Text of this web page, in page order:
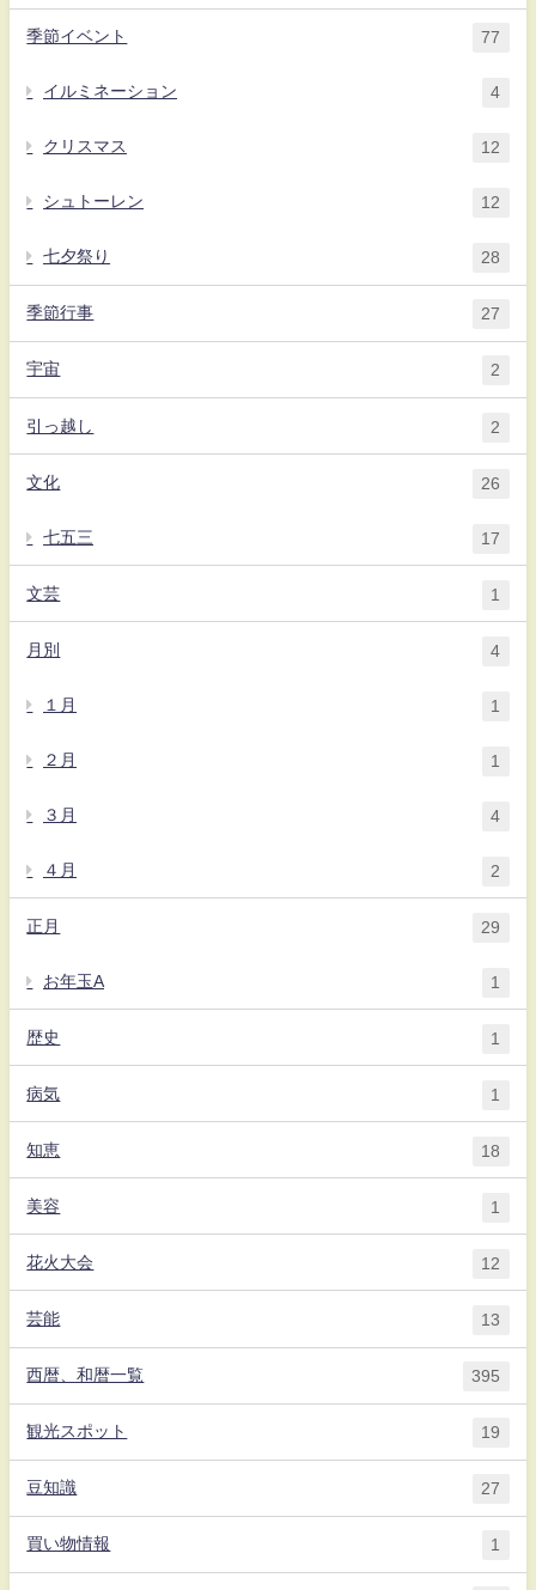
季節イベント 77
イルミネーション 4
クリスマス 12
シュトーレン 12
七夕祭り 28
季節行事 27
宇宙 2
引っ越し 2
文化 26
七五三 17
文芸 1
月別 4
１月 1
２月 1
３月 4
４月 2
正月 29
お年玉A 1
歴史 1
病気 1
知恵 18
美容 1
花火大会 12
芸能 13
西暦、和暦一覧 395
観光スポット 19
豆知識 27
買い物情報 1